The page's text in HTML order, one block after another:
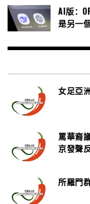
AI版：
是另一
女足亞
罵華裔
京發聲
所羅門